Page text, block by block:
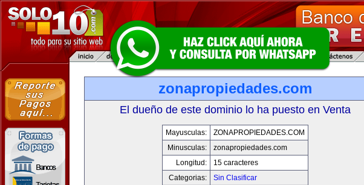
zonapropiedades.com
El dueño de este dominio lo ha puesto en Venta
Mayusculas:
ZONAPROPIEDADES.COM
Minusculas:
zonapropiedades.com
Longitud:
15 caracteres
Categorias:
Sin Clasificar